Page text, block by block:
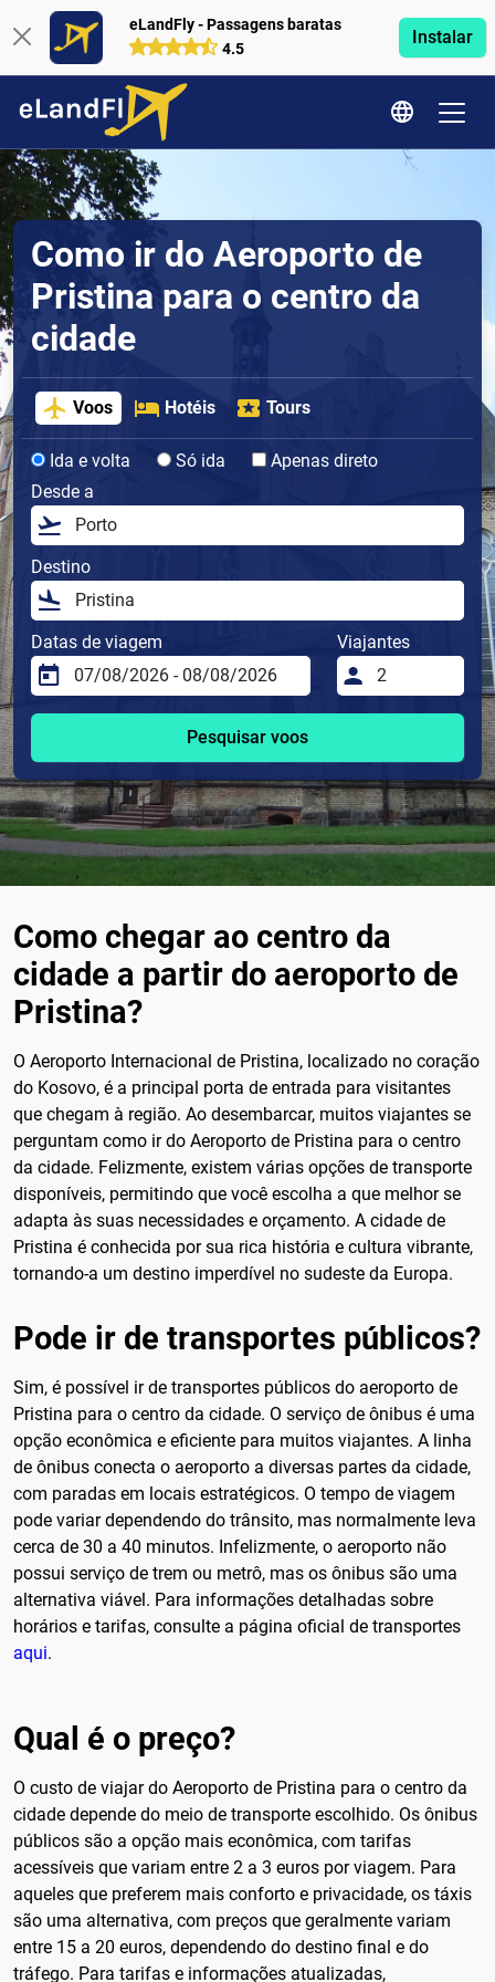
eLandFly - Passagens baratas
4.5
Instalar
Como ir do Aeroporto de
Pristina para o centro da
cidade
Voos Hotéis Tours
Ida e volta Só ida
Apenas direto
Desde a
Destino
Datas de viagem Viajantes
Pesquisar voos
Como chegar ao centro da
cidade a partir do aeroporto de
Pristina?
O Aeroporto Internacional de Pristina, localizado no coração
do Kosovo, é a principal porta de entrada para visitantes
que chegam à região. Ao desembarcar, muitos viajantes se
perguntam como ir do Aeroporto de Pristina para o centro
da cidade. Felizmente, existem várias opções de transporte
disponíveis, permitindo que você escolha a que melhor se
adapta às suas necessidades e orçamento. A cidade de
Pristina é conhecida por sua rica história e cultura vibrante,
tornando-a um destino imperdível no sudeste da Europa.
Pode ir de transportes públicos?
Sim, é possível ir de transportes públicos do aeroporto de
Pristina para o centro da cidade. O serviço de ônibus é uma
opção econômica e eficiente para muitos viajantes. A linha
de ônibus conecta o aeroporto a diversas partes da cidade,
com paradas em locais estratégicos. O tempo de viagem
pode variar dependendo do trânsito, mas normalmente leva
cerca de 30 a 40 minutos. Infelizmente, o aeroporto não
possui serviço de trem ou metrô, mas os ônibus são uma
alternativa viável. Para informações detalhadas sobre
horários e tarifas, consulte a página oficial de transportes
aqui.
Qual é o preço?
O custo de viajar do Aeroporto de Pristina para o centro da
cidade depende do meio de transporte escolhido. Os ônibus
públicos são a opção mais econômica, com tarifas
acessíveis que variam entre 2 a 3 euros por viagem. Para
aqueles que preferem mais conforto e privacidade, os táxis
são uma alternativa, com preços que geralmente variam
entre 15 a 20 euros, dependendo do destino final e do
tráfego. Para tarifas e informações atualizadas,